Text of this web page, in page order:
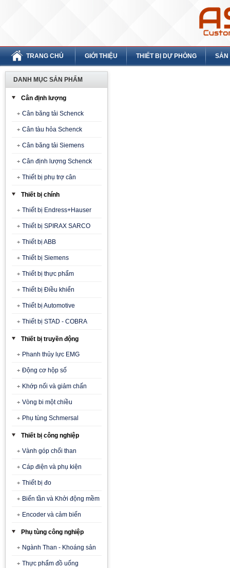
TRANG CHỦ GIỚI THIỆU THIẾT BỊ DỰ PHÒNG SẢN
DANH MỤC SẢN PHẨM
Cân định lượng
Cân băng tải Schenck
Cân tàu hỏa Schenck
Cân băng tải Siemens
Cân định lượng Schenck
Thiết bị phụ trợ cân
Thiết bị chính
Thiết bị Endress+Hauser
Thiết bị SPIRAX SARCO
Thiết bị ABB
Thiết bị Siemens
Thiết bị thực phẩm
Thiết bị Điều khiển
Thiết bị Automotive
Thiết bị STAD - COBRA
Thiết bị truyền động
Phanh thủy lực EMG
Động cơ hộp số
Khớp nối và giảm chấn
Vòng bi một chiều
Phụ tùng Schmersal
Thiết bị công nghiệp
Vành góp chổi than
Cáp điện và phụ kiện
Thiết bị đo
Biến tần và Khởi động mềm
Encoder và cảm biến
Phụ tùng công nghiệp
Ngành Than - Khoáng sản
Thực phẩm đồ uống